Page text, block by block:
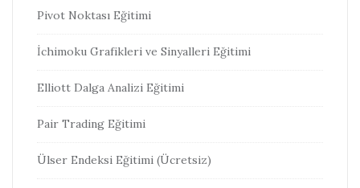
Pivot Noktası Eğitimi
İchimoku Grafikleri ve Sinyalleri Eğitimi
Elliott Dalga Analizi Eğitimi
Pair Trading Eğitimi
Ülser Endeksi Eğitimi (Ücretsiz)